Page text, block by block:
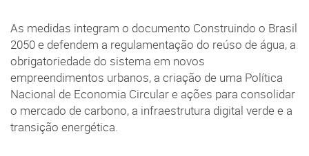
As medidas integram o documento Construindo o Brasil
2050 e defendem a regulamentação do reúso de água, a
obrigatoriedade do sistema em novos
empreendimentos urbanos, a criação de uma Política
Nacional de Economia Circular e ações para consolidar
o mercado de carbono, a infraestrutura digital verde e a
transição energética.